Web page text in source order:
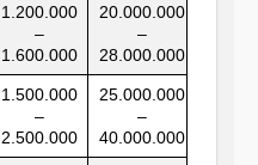
1.200.000
–
1.600.000
20.000.000
–
28.000.000
1.500.000
–
2.500.000
25.000.000
–
40.000.000